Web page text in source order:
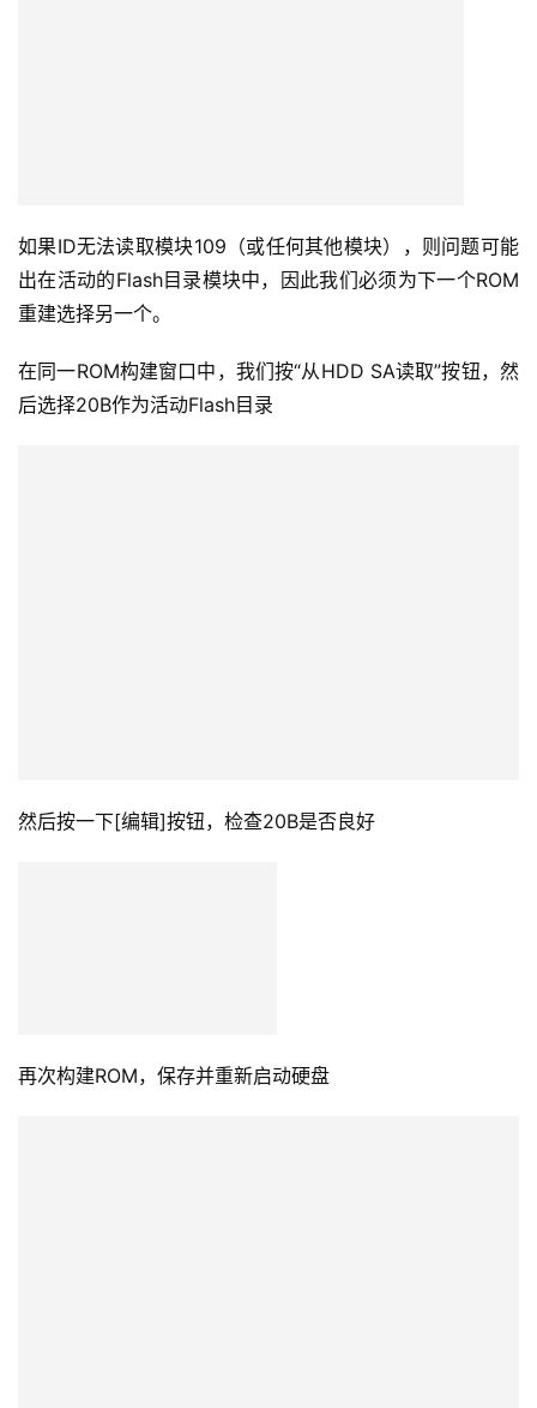
如果ID无法读取模块109（或任何其他模块），则问题可能
出在活动的Flash目录模块中，因此我们必须为下一个ROM
重建选择另一个。
在同一ROM构建窗口中，我们按“从HDD SA读取”按钮，然
后选择20B作为活动Flash目录
然后按一下[编辑]按钮，检查20B是否良好
再次构建ROM，保存并重新启动硬盘